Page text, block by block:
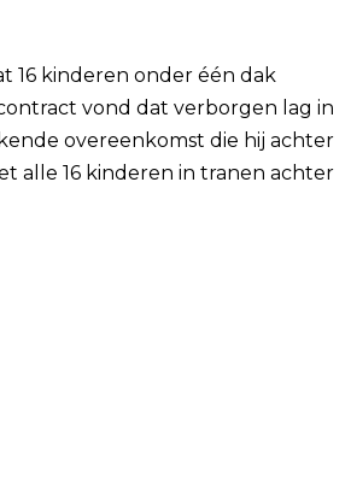
16 kinderen onder één dak
vond dat verborgen lag in
overeenkomst die hij achter
alle 16 kinderen in tranen achter